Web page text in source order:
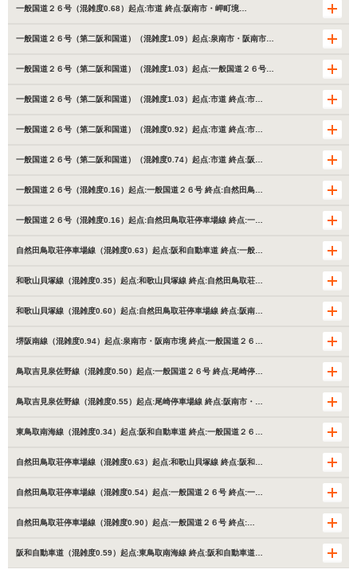
一般国道２６号（混雑度0.68）起点:市道 終点:阪南市・岬町境…
一般国道２６号（第二阪和国道）（混雑度1.09）起点:泉南市・阪南市…
一般国道２６号（第二阪和国道）（混雑度1.03）起点:一般国道２６号…
一般国道２６号（第二阪和国道）（混雑度1.03）起点:市道 終点:市…
一般国道２６号（第二阪和国道）（混雑度0.92）起点:市道 終点:市…
一般国道２６号（第二阪和国道）（混雑度0.74）起点:市道 終点:阪…
一般国道２６号（混雑度0.16）起点:一般国道２６号 終点:自然田鳥…
一般国道２６号（混雑度0.16）起点:自然田鳥取荘停車場線 終点:一…
自然田鳥取荘停車場線（混雑度0.63）起点:阪和自動車道 終点:一般…
和歌山貝塚線（混雑度0.35）起点:和歌山貝塚線 終点:自然田鳥取荘…
和歌山貝塚線（混雑度0.60）起点:自然田鳥取荘停車場線 終点:阪南…
堺阪南線（混雑度0.94）起点:泉南市・阪南市境 終点:一般国道２６…
鳥取吉見泉佐野線（混雑度0.50）起点:一般国道２６号 終点:尾崎停…
鳥取吉見泉佐野線（混雑度0.55）起点:尾崎停車場線 終点:阪南市・…
東鳥取南海線（混雑度0.34）起点:阪和自動車道 終点:一般国道２６…
自然田鳥取荘停車場線（混雑度0.63）起点:和歌山貝塚線 終点:阪和…
自然田鳥取荘停車場線（混雑度0.54）起点:一般国道２６号 終点:一…
自然田鳥取荘停車場線（混雑度0.90）起点:一般国道２６号 終点:…
阪和自動車道（混雑度0.59）起点:東鳥取南海線 終点:阪和自動車道…